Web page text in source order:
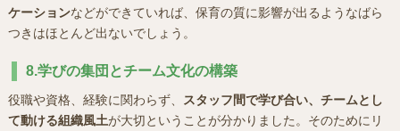
ケーションなどができていれば、保育の質に影響が出るようなばら
つきはほとんど出ないでしょう。
8.学びの集団とチーム文化の構築
役職や資格、経験に関わらず、
スタッフ間で学び合い、チームとし
て動ける組織風土が大切ということが分かりました。そのためにリ